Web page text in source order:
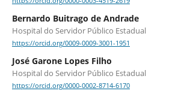
Bernardo Buitrago de Andrade
Hospital do Servidor Público Estadual
https://orcid.org/0009-0009-3001-1951
José Garone Lopes Filho
Hospital do Servidor Público Estadual
https://orcid.org/0000-0002-8714-6170